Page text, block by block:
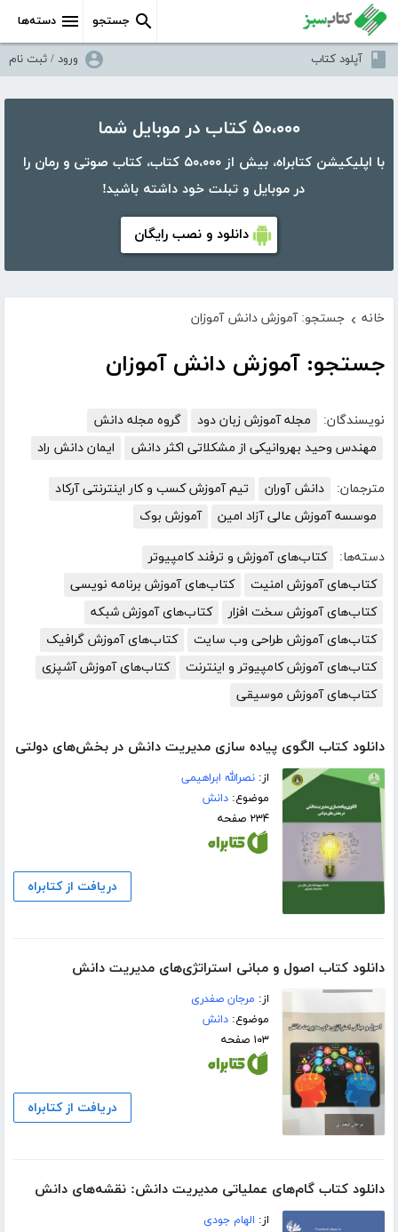
دسته‌ها جستجو
آپلود کتاب ورود / ثبت نام
۵۰،۰۰۰ کتاب در موبایل شما
با اپلیکیشن کتابراه، بیش از ۵۰،۰۰۰ کتاب، کتاب صوتی و رمان را
در موبایل و تبلت خود داشته باشید!
دانلود و نصب رایگان
خانه › جستجو: آموزش دانش آموزان
جستجو: آموزش دانش آموزان
نویسندگان: مجله آموزش زبان دود
گروه مجله دانش
مهندس وحید بهروانیکی از مشکلاتی اکثر دانش
ایمان دانش راد
مترجمان: دانش آوران
تیم آموزش کسب و کار اینترنتی آرکاد
موسسه آموزش عالی آزاد امین
آموزش بوک
دسته‌ها:
کتاب‌های آموزش و ترفند کامپیوتر
کتاب‌های آموزش امنیت
کتاب‌های آموزش برنامه نویسی
کتاب‌های آموزش سخت افزار
کتاب‌های آموزش شبکه
کتاب‌های آموزش طراحی وب سایت
کتاب‌های آموزش گرافیک
کتاب‌های آموزش کامپیوتر و اینترنت
کتاب‌های آموزش آشپزی
کتاب‌های آموزش موسیقی
دانلود کتاب الگوی پیاده سازی مدیریت دانش در بخش‌های دولتی
از:نصرالله ابراهیمی
موضوع:دانش
۲۳۴ صفحه
دریافت از کتابراه
دانلود کتاب اصول و مبانی استراتژی‌های مدیریت دانش
از: مرجان صفدری
موضوع:دانش
۱۰۳ صفحه
دریافت از کتابراه
دانلود کتاب گام‌های عملیاتی مدیریت دانش: نقشه‌های دانش
از: الهام جودی